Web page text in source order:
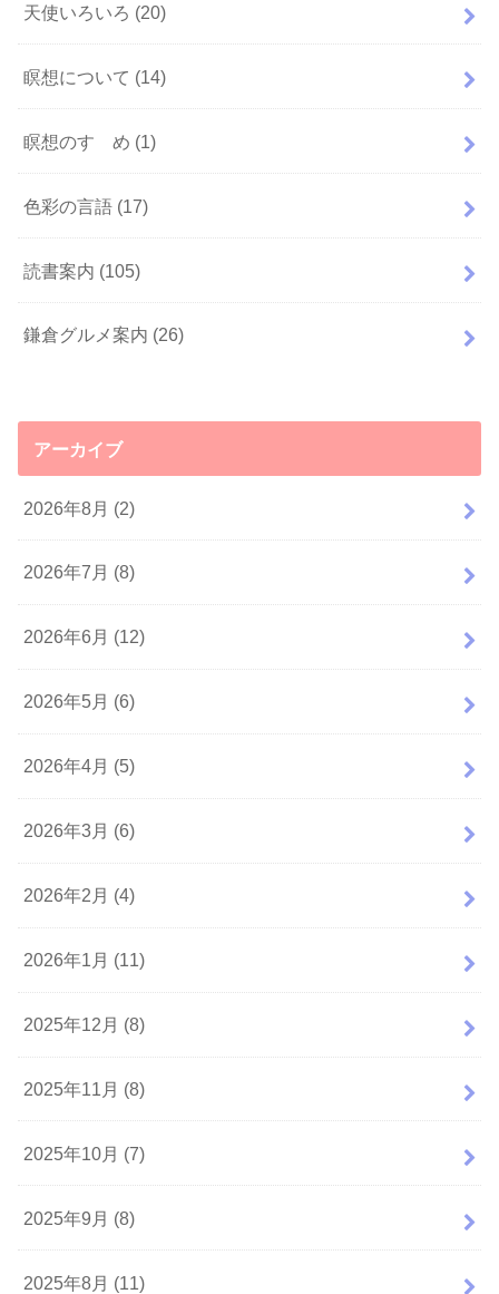
天使いろいろ (20)
瞑想について (14)
瞑想のすゝめ (1)
色彩の言語 (17)
読書案内 (105)
鎌倉グルメ案内 (26)
アーカイブ
2026年8月 (2)
2026年7月 (8)
2026年6月 (12)
2026年5月 (6)
2026年4月 (5)
2026年3月 (6)
2026年2月 (4)
2026年1月 (11)
2025年12月 (8)
2025年11月 (8)
2025年10月 (7)
2025年9月 (8)
2025年8月 (11)